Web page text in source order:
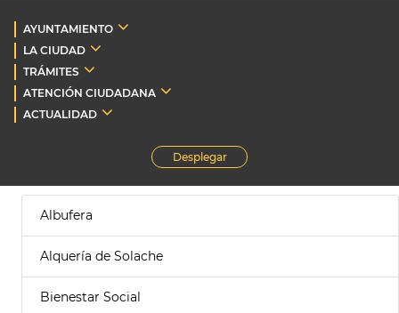
AYUNTAMIENTO
LA CIUDAD
TRÁMITES
ATENCIÓN CIUDADANA
ACTUALIDAD
Desplegar
Albufera
Alquería de Solache
Bienestar Social